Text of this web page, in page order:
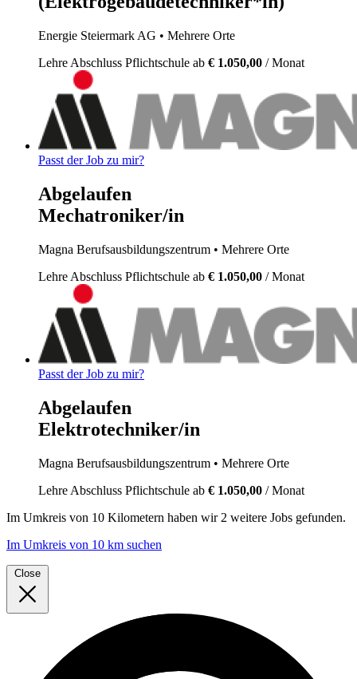
Energie Steiermark AG • Mehrere Orte
Lehre Abschluss Pflichtschule ab € 1.050,00 / Monat
Passt der Job zu mir?
Abgelaufen
Mechatroniker/in
Magna Berufsausbildungszentrum • Mehrere Orte
Lehre Abschluss Pflichtschule ab € 1.050,00 / Monat
Passt der Job zu mir?
Abgelaufen
Elektrotechniker/in
Magna Berufsausbildungszentrum • Mehrere Orte
Lehre Abschluss Pflichtschule ab € 1.050,00 / Monat
Im Umkreis von 10 Kilometern haben wir 2 weitere Jobs gefunden.
Im Umkreis von 10 km suchen
Close